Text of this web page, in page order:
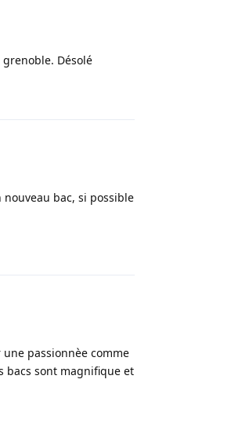
Désolé
bac, si possible
passionnèe comme
bacs sont magnifique et